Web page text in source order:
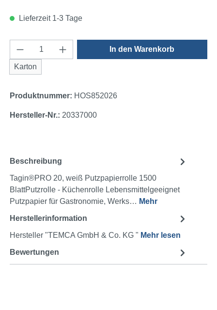
Lieferzeit 1-3 Tage
Produkt Anzahl: Gib den gewünschten
Karton
In den Warenkorb
Produktnummer: HOS852026
Hersteller-Nr.: 20337000
Beschreibung
Tagin®PRO 20, weiß Putzpapierrolle 1500
BlattPutzrolle - Küchenrolle Lebensmittelgeeignet
Putzpapier für Gastronomie, Werks… Mehr
Herstellerinformation
Hersteller "TEMCA GmbH & Co. KG " Mehr lesen
Bewertungen